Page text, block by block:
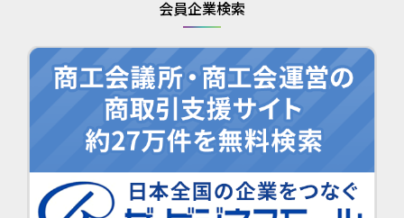
会員企業検索